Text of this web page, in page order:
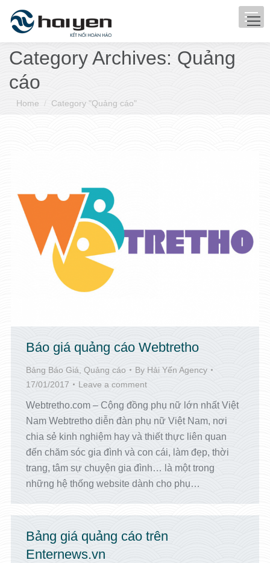
Category Archives: Quảng
cáo
You are here:
Home Category "Quảng cáo"
Báo giá quảng cáo Webtretho
Bảng Báo Giá Quảng cáo By Hải Yến Agency
17/01/2017
Leave a comment
Webtretho.com – Cộng đồng phụ nữ lớn nhất Việt
Nam Webtretho diễn đàn phụ nữ Việt Nam, nơi
chia sẻ kinh nghiệm hay và thiết thực liên quan
đến chăm sóc gia đình và con cái, làm đẹp, thời
trang, tâm sự chuyện gia đình… là một trong
những hệ thống website dành cho phụ…
Bảng giá quảng cáo trên
Enternews.vn